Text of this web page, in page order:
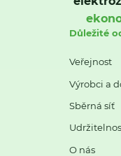
Důležité
Veřejnost
Výrobci a
Sběrná síť
O nás